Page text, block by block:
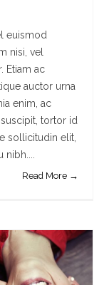
euismod
nisi, vel
Etiam ac
auctor urna
enim, ac
tortor id
sollicitudin elit,
Read More →